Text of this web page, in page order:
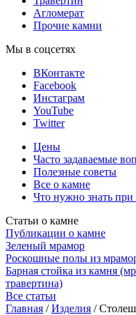
Агломерат
Прочие камни
Мы в соцсетях
ВКонтакте
Facebook
Инстаграм
YouTube
Twitter
Цены
Часто задаваемые
Полезные советы
Все о камне
Что нужно знать
Статьи о камне
Публикации о камне
Зеленый мрамор
Роскошные полы из
Барная стойка из камня
травертина)
Все статьи
Главная / Изделия /